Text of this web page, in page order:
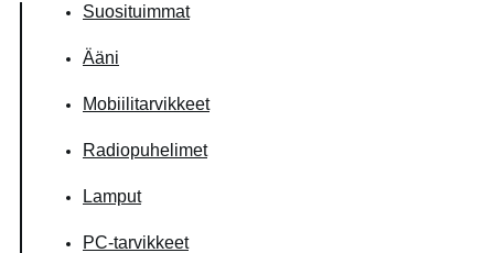
Suosituimmat
Ääni
Mobiilitarvikkeet
Radiopuhelimet
Lamput
PC-tarvikkeet